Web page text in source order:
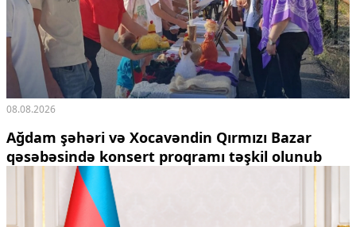
Mənəvi dəyərlər
Texnologiya
Mətbuat-150
Əlaqə
Missiyamız
08.08.2026
Ağdam şəhəri və Xocavəndin Qırmızı Bazar
qəsəbəsində konsert proqramı təşkil olunub